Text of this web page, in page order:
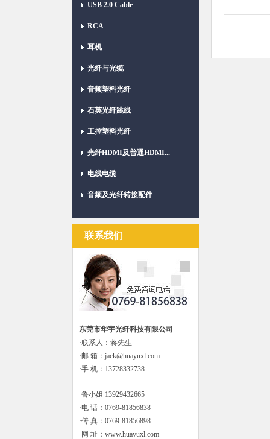
USB 2.0 Cable
RCA
耳机
光纤与光缆
音频塑料光纤
石英光纤跳线
工控塑料光纤
光纤HDMI及普通HDMI...
电线电缆
音频及光纤转接配件
联系我们
东莞市华宇光纤科技有限公司
·联系人：蒋先生
·邮 箱：jack@huayuxl.com
·手 机：13728332738
·鲁小姐 13929432665
·电 话：0769-81856838
·传 真：0769-81856898
·网 址：www.huayuxl.com